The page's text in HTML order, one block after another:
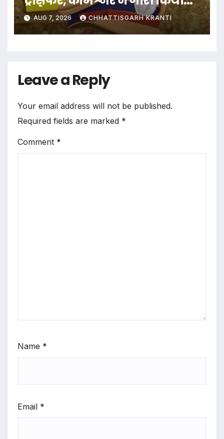
आदेश
AUG 7, 2026 CHHATTISGARH KRANTI
Leave a Reply
Your email address will not be published.
Required fields are marked *
Comment *
Name *
Email *